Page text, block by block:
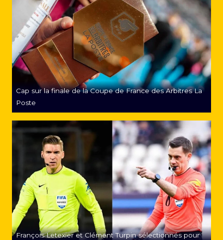
Cap sur la finale de la Coupe de France des Arbitres La
Poste
François Letexier et Clément Turpin sélectionnés pour